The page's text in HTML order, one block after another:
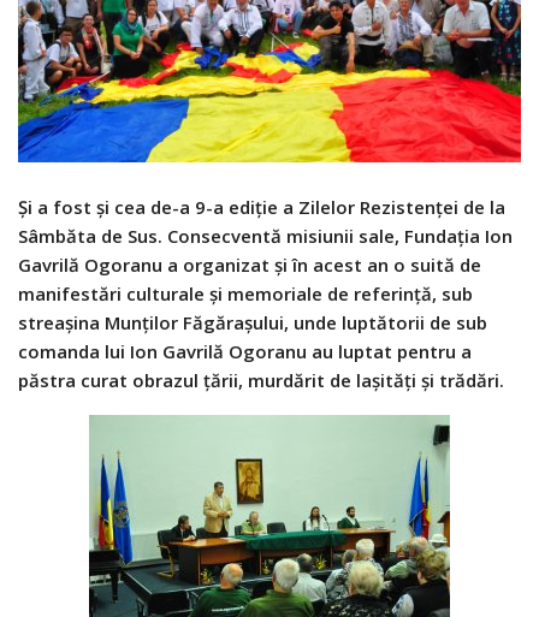
Și a fost și cea de-a 9-a ediție a Zilelor Rezistenței de la
Sâmbăta de Sus. Consecventă misiunii sale, Fundația Ion
Gavrilă Ogoranu a organizat și în acest an o suită de
manifestări culturale și memoriale de referință, sub
streașina Munților Făgărașului, unde luptătorii de sub
comanda lui Ion Gavrilă Ogoranu au luptat pentru a
păstra curat obrazul țării, murdărit de lașități și trădări.